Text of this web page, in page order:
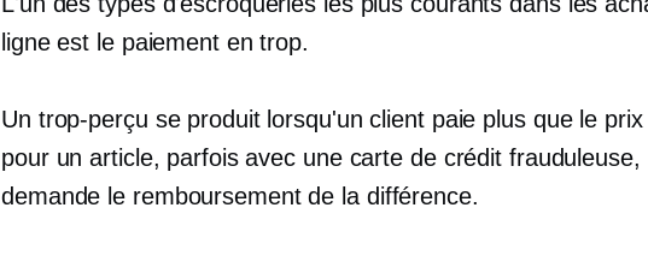
ligne est le paiement en trop.
Un trop-perçu se produit lorsqu'un client paie plus que le
pour un article, parfois avec une carte de crédit frauduleuse,
demande le remboursement de la différence.